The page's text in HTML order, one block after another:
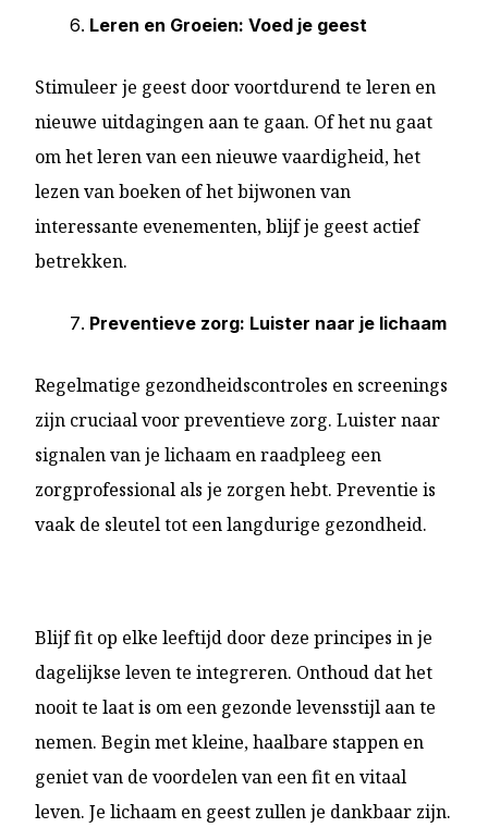
Leren en Groeien: Voed je geest
Stimuleer je geest door voortdurend te leren en
nieuwe uitdagingen aan te gaan. Of het nu gaat
om het leren van een nieuwe vaardigheid, het
lezen van boeken of het bijwonen van
interessante evenementen, blijf je geest actief
betrekken.
Preventieve zorg: Luister naar je lichaam
Regelmatige gezondheidscontroles en screenings
zijn cruciaal voor preventieve zorg. Luister naar
signalen van je lichaam en raadpleeg een
zorgprofessional als je zorgen hebt. Preventie is
vaak de sleutel tot een langdurige gezondheid.
Blijf fit op elke leeftijd door deze principes in je
dagelijkse leven te integreren. Onthoud dat het
nooit te laat is om een gezonde levensstijl aan te
nemen. Begin met kleine, haalbare stappen en
geniet van de voordelen van een fit en vitaal
leven. Je lichaam en geest zullen je dankbaar zijn.